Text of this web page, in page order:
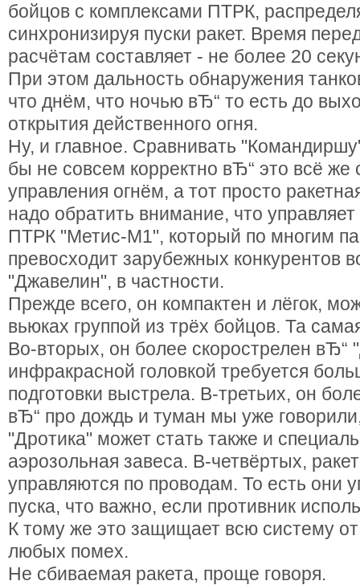
бойцов с комплексами ПТРК,
синхронизируя пуски ракет. Время
расчётам составляет - не более 20
При этом дальность обнаружения
что днём, что ночью вЂ“ то есть до
открытия действенного огня.
Ну, и главное. Сравнивать
бы не совсем корректно вЂ“ это всё же
управления огнём, а тот просто
надо обратить внимание, что
ПТРК "Метис-М1", который по многим
превосходит зарубежных конкурентов
"Джавелин", в частности.
Прежде всего, он компактен и лёгок,
вьюках группой из трёх бойцов. Та
Во-вторых, он более скорострелен вЂ“
инфракрасной головкой требуется
подготовки выстрела. В-третьих, он
вЂ“ про дождь и туман мы уже
"Дротика" может стать также и
аэрозольная завеса. В-четвёртых,
управляются по проводам. То есть они
пуска, что важно, если противник
К тому же это защищает всю систему от
любых помех.
Не сбиваемая ракета, проще говоря.